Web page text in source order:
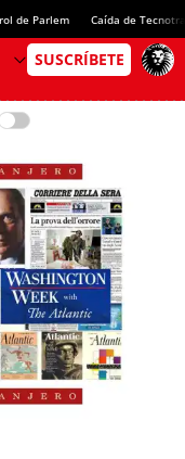
de Parlem Caída de